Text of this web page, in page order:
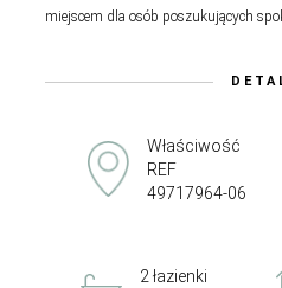
miejscem dla osób poszukujących
Właściwość
REF
49717964-06
2 łazienki